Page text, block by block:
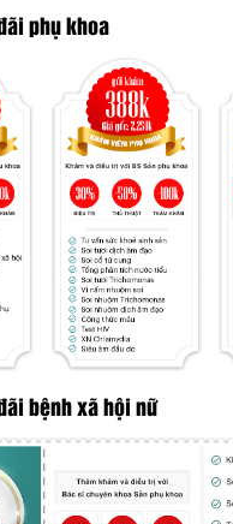
phụ khoa
bệnh xã hội nữ